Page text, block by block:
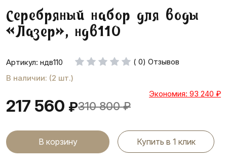
Серебряный набор для воды
«Лазер», ндв110
Артикул: ндв110
( 0) Отзывов
В наличии: (2 шт.)
217 560 ₽310 800 ₽
Экономия: 93 240 ₽
Купить в 1 клик